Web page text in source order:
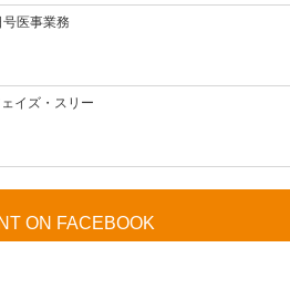
医事業務
イズ・スリー
ON FACEBOOK